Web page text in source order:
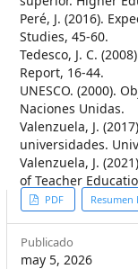
Peré, J. (2016).
Studies, 45-60.
Tedesco, J. C.
Report, 16-44.
UNESCO. (2000).
Naciones Unidas.
Valenzuela, J.
universidades.
Valenzuela, J.
of Teacher
PDF Resumen
Publicado
may 5, 2026